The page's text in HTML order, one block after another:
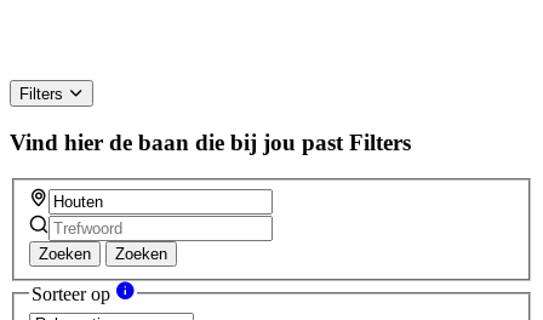
Filters
Vind hier de baan die bij jou past Filters
Zoeken Zoeken
Sorteer op